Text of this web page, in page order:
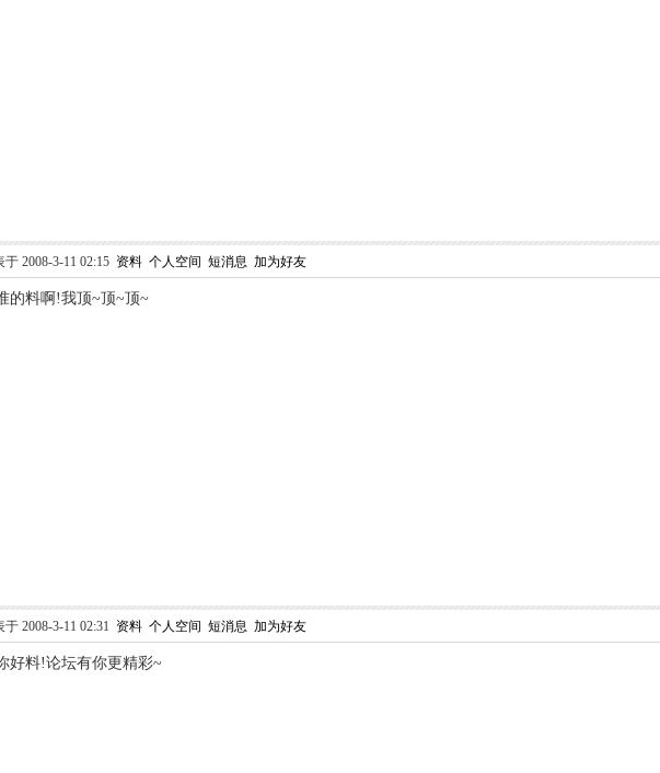
于 2008-3-11 02:15 资料 个人空间 短消息 加为好友
的料啊!我顶~顶~顶~
于 2008-3-11 02:31 资料 个人空间 短消息 加为好友
好料!论坛有你更精彩~